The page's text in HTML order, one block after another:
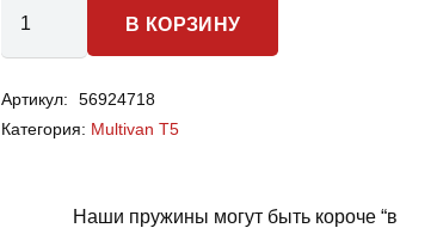
Multivan
T5
пружины
В КОРЗИНУ
Артикул:
56924718
Категория: Multivan T5
Наши пружины могут быть короче “в